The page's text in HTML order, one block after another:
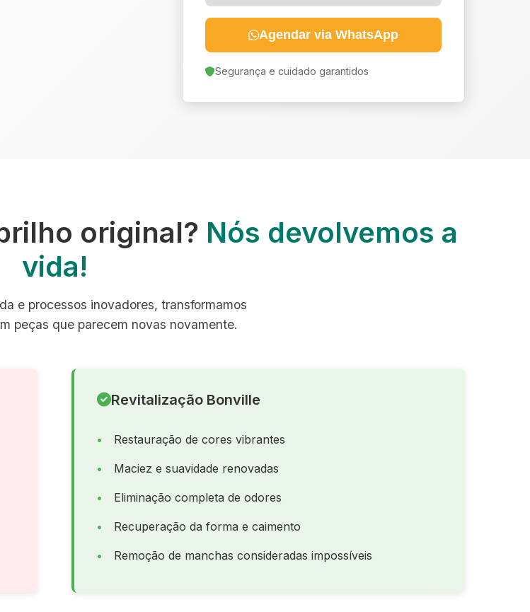
Agendar via WhatsApp
Segurança e cuidado garantidos
original? Nós devolvemos a
vida!
e processos inovadores, transformamos
peças que parecem novas novamente.
Revitalização Bonville
Restauração de cores vibrantes
Maciez e suavidade renovadas
Eliminação completa de odores
Recuperação da forma e caimento
Remoção de manchas consideradas impossíveis